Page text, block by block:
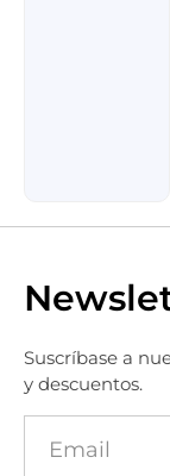
Suscríbase a
y descuentos.